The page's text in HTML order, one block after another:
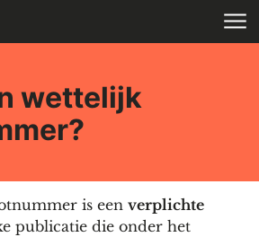
wettelijk
is een verplichte
publicatie die onder het